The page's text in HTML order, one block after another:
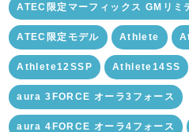
ATEC限定マーフィックス GMリミ
ATEC限定モデル Athlete
Athlete12SSP Athlete14SS
aura 3FORCE オーラ3フォース
aura 4FORCE オーラ4フォース